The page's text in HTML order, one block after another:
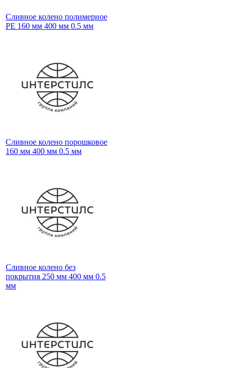
Сливное колено полимерное
PE 160 мм 400 мм 0.5 мм
Сливное колено порошковое
160 мм 400 мм 0.5 мм
Сливное колено без
покрытия 250 мм 400 мм 0.5
мм